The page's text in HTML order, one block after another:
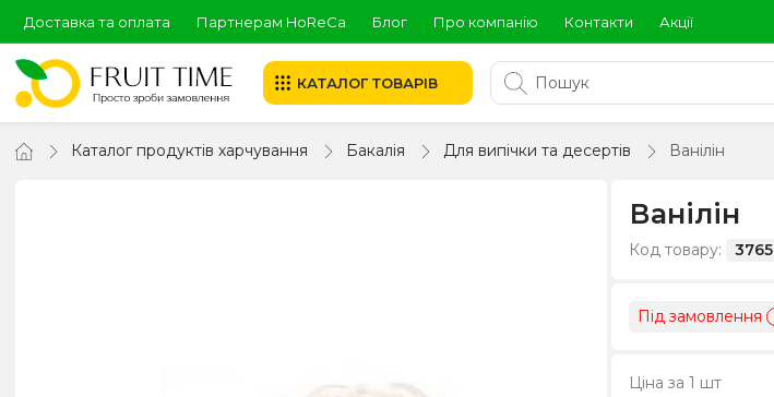
Доставка та оплата Партнерам HoReCa Блог Про компанію Контакти Акції
КАТАЛОГ ТОВАРІВ
Каталог продуктів харчування Бакалія Для випічки та десертів Ванілін
Ванілін
Код товару: 3765
Під замовлення
Ціна за 1 шт